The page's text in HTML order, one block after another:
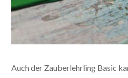
Auch der Zauberlehrling Basic